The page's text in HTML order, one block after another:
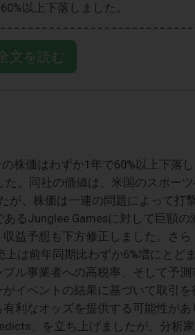
以上下落しました。
文を読む
株価はわずか1年で60%以上下落し
。同社の価値は、米国のスポー
が、株価は一連の問題によって打
るJunglee Gamesに対して巨額の
益予想も下方修正しました。さら
は前年同期比わずか6%増にとど
ル事業者への高税率、そして予測
イベントの結果に基づいて取引を
利なオッズを提供する可能性があ
」を立ち上げましたが、分析